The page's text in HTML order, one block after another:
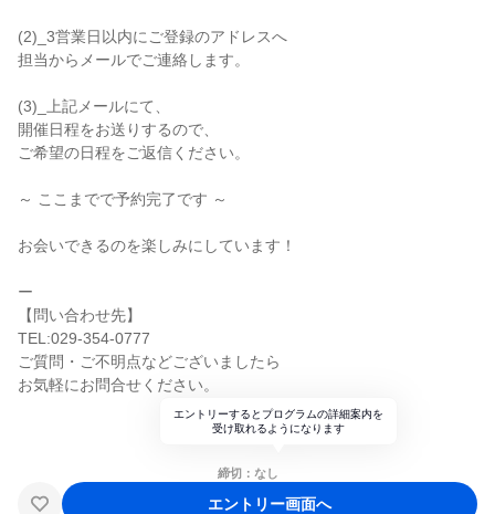
(2)_3営業日以内にご登録のアドレスへ
担当からメールでご連絡します。
(3)_上記メールにて、
開催日程をお送りするので、
ご希望の日程をご返信ください。
～ ここまでで予約完了です ～
お会いできるのを楽しみにしています！
ー
【問い合わせ先】
TEL:029-354-0777
ご質問・ご不明点などございましたら
お気軽にお問合せください。
エントリーするとプログラムの詳細案内を
受け取れるようになります
締切：なし
エントリー画面へ